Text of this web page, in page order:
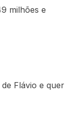
milhões e
Flávio e quer